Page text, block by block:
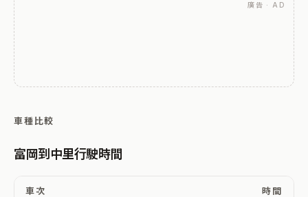
廣告 · AD
車種比較
富岡到中里行駛時間
車次 時間